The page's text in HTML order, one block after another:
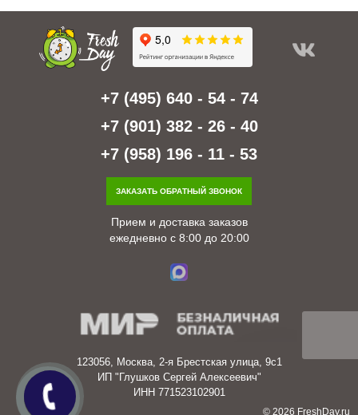
+7 (495) 640 - 54 - 74
+7 (901) 382 - 26 - 40
+7 (958) 196 - 11 - 53
ЗАКАЗАТЬ ОБРАТНЫЙ ЗВОНОК
Прием и доставка заказов
ежедневно с 8:00 до 20:00
123056, Москва, 2-я Брестская улица, 9с1
ИП "Глушков Сергей Алексеевич"
ИНН 771523102901
© 2026 FreshDay.ru